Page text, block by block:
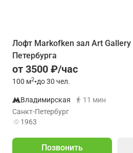
Лофт Markofken зал Art Gallery
Петербурга
от 3500 ₽/час
100 м2•до 30 чел.
Владимирская
11 мин
Санкт-Петербург
1963
Позвонить